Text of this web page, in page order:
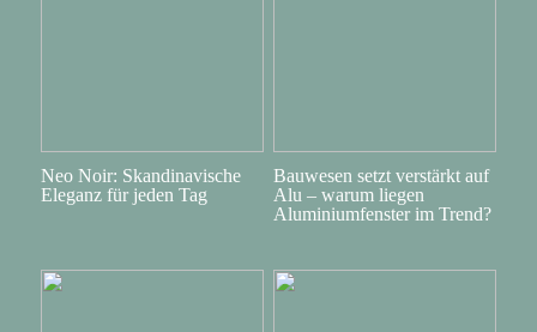
Neo Noir: Skandinavische
Eleganz für jeden Tag
Bauwesen setzt verstärkt auf
Alu – warum liegen
Aluminiumfenster im Trend?